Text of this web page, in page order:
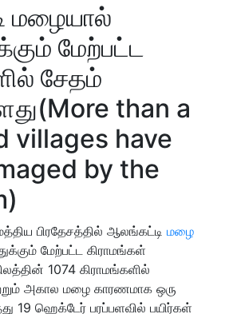
மழையால்
மேற்பட்ட
சேதம்
than a
villages have
by the
பிரதேசத்தில் ஆலங்கட்டி மழை
மேற்பட்ட கிராமங்கள்
1074 கிராமங்களில்
அகால மழை காரணமாக ஒரு
19 ஹெக்டேர் பரப்பளவில் பயிர்கள்